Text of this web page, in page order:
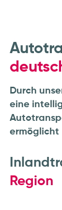
Durch
eine
ermöglicht
Region